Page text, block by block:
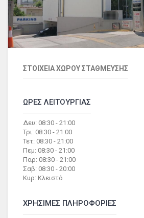
ΣΤΟΙΧΕΙΑ ΧΩΡΟΥ ΣΤΑΘΜΕΥΣΗΣ
ΩΡΕΣ ΛΕΙΤΟΥΡΓΙΑΣ
Δευ: 08:30 - 21:00
Τρι: 08:30 - 21:00
Τετ: 08:30 - 21:00
Πεμ: 08:30 - 21:00
Παρ: 08:30 - 21:00
Σαβ: 08:30 - 20:00
Κυρ: Κλειστό
ΧΡΗΣΙΜΕΣ ΠΛΗΡΟΦΟΡΙΕΣ